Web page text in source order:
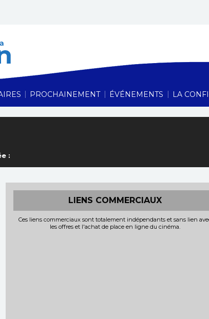
| PROCHAINEMENT | ÉVÉNEMENTS | LA
:
LIENS COMMERCIAUX
Ces liens commerciaux sont totalement indépendants et sans lien
les offres et l'achat de place en ligne du cinéma.